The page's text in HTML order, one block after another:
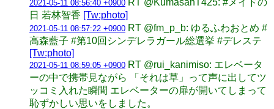
2021-05-11 08:56:40 +0900
日 若林智香 [Tw:photo]
2021-05-11 08:57:22 +0900 RT @fm_p_b: ゆるふわおとめ #
高森藍子 #第10回シンデレラガール総選挙 #デレステ
[Tw:photo]
2021-05-11 08:59:05 +0900 RT @rui_kanimiso: エレベータ
ーの中で携帯見ながら 「それは草」って声に出してツ
ッコミ入れた瞬間 エレベーターの扉が開いてしまって
恥ずかしい思いをしました。